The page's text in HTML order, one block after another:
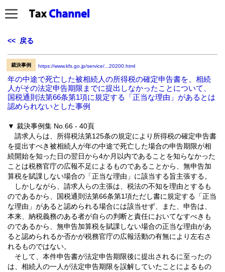
<< 戻る
裁決事例 https://www.kfs.go.jp/service/...20200.html
年の中途で死亡した被相続人の所得税の確定申告書を、相続
人がその法定申告期限までに提出しなかったことについて、
国税通則法第66条第1項に規定する「正当な理由」があるとは
認められないとした事例
▼ 裁決事例集 No.66 - 40頁
請求人らは、所得税法第125条の規定により所得税の確定申告書
を提出すべき被相続人が年の中途で死亡した場合の申告期限が相
続開始を知った日の翌日から4か月以内であることを知らなかった
ことは税務官庁の広報不足によるものであることから、無申告加
算税を賦課しない場合の「正当な理由」に該当する旨主張する。
しかしながら、請求人らの主張は、税法の不知を理由とするも
のであるから、国税通則法第66条第1項ただし書に規定する「正当
な理由」があると認められる場合には該当せず、また、申告は、
本来、納税義務のある者が自らの判断と責任においてなすべきも
のであるから、無申告加算税を賦課しない場合の正当な理由があ
ると認められるか否かが税務官庁の広報活動の有無により左右さ
れるものではない。
そして、本件申告書が法定申告期限後に提出されるに至ったの
は、相続人の一人が法定申告期限を誤解していたことによるもの